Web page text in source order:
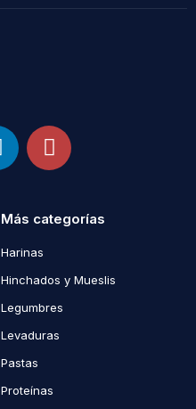
Más categorías
Harinas
Hinchados y Mueslis
Legumbres
Levaduras
Pastas
Proteínas